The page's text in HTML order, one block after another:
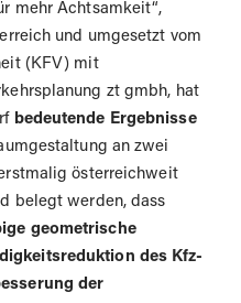
mehr Achtsamkeit“,
und umgesetzt vom
(KFV) mit
zt gmbh, hat
bedeutende Ergebnisse
an zwei
österreichweit
belegt werden, dass
geometrische
des Kfz-
der